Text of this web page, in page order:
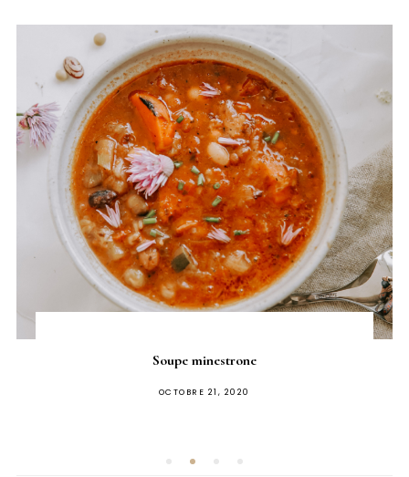
Soupe minestrone
PUBLIÉ
OCTOBRE 21, 2020